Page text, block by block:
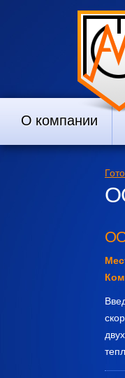
О компании